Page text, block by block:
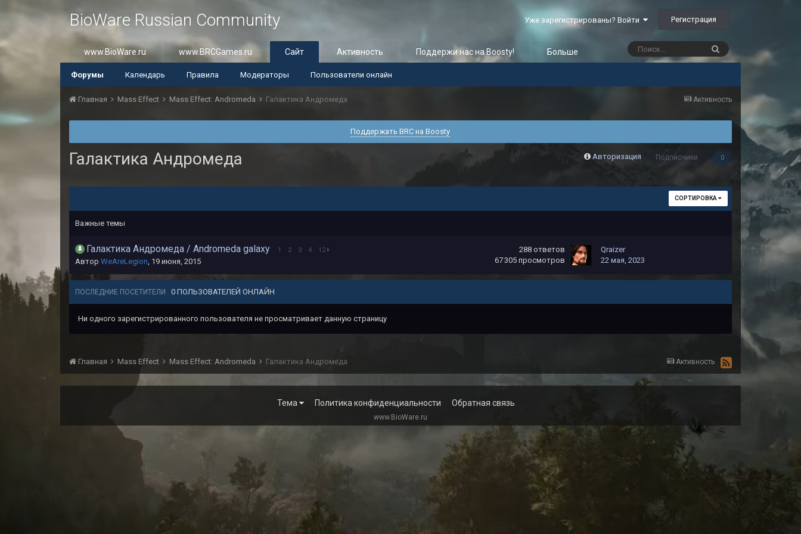
BioWare Russian Community Уже зарегистрированы? Войти Регистрация
www.BioWare.ru www.BRCGames.ru Сайт
Форумы Календарь Правила Модераторы Пользователи онлайн
Активность Поддержи нас на Boosty! Больше
Активность
Главная Mass Effect Mass Effect: Andromeda Галактика Андромеда
Поддержать BRC на Boosty
Галактика Андромеда Авторизация Подписчики 0
СОРТИРОВКА
Важные темы
Галактика Андромеда / Andromeda galaxy 1 2 3 4 12
Автор WeAreLegion, 19 июня, 2015
288 ответов
67 305 просмотров
Qraizer
22 мая, 2023
ПОСЛЕДНИЕ ПОСЕТИТЕЛИ 0 ПОЛЬЗОВАТЕЛЕЙ ОНЛАЙН
Ни одного зарегистрированного пользователя не просматривает данную страницу
Активность
Главная Mass Effect Mass Effect: Andromeda Галактика Андромеда
Тема Политика конфиденциальности Обратная связь
www.BioWare.ru